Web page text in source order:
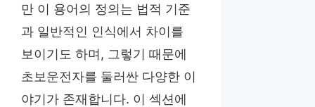
만 이 용어의 정의는 법적 기준
과 일반적인 인식에서 차이를
보이기도 하며, 그렇기 때문에
초보운전자를 둘러싼 다양한 이
야기가 존재합니다. 이 섹션에